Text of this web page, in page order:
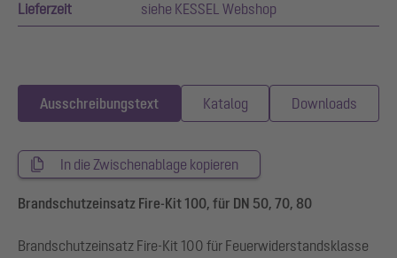
Lieferzeit siehe KESSEL Webshop
Ausschreibungstext Katalog Downloads
In die Zwischenablage kopieren
Brandschutzeinsatz Fire-Kit 100, für DN 50, 70, 80
Brandschutzeinsatz Fire-Kit 100 für Feuerwiderstandsklasse